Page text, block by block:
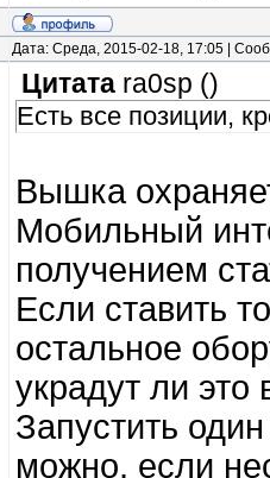
Дата: Среда, 2015-02-18, 17:05 |
Цитата ra0sp ()
Есть все позиции,
Вышка
Мобильный
получением
Если ставить
остальное
украдут ли
Запустить
можно, если